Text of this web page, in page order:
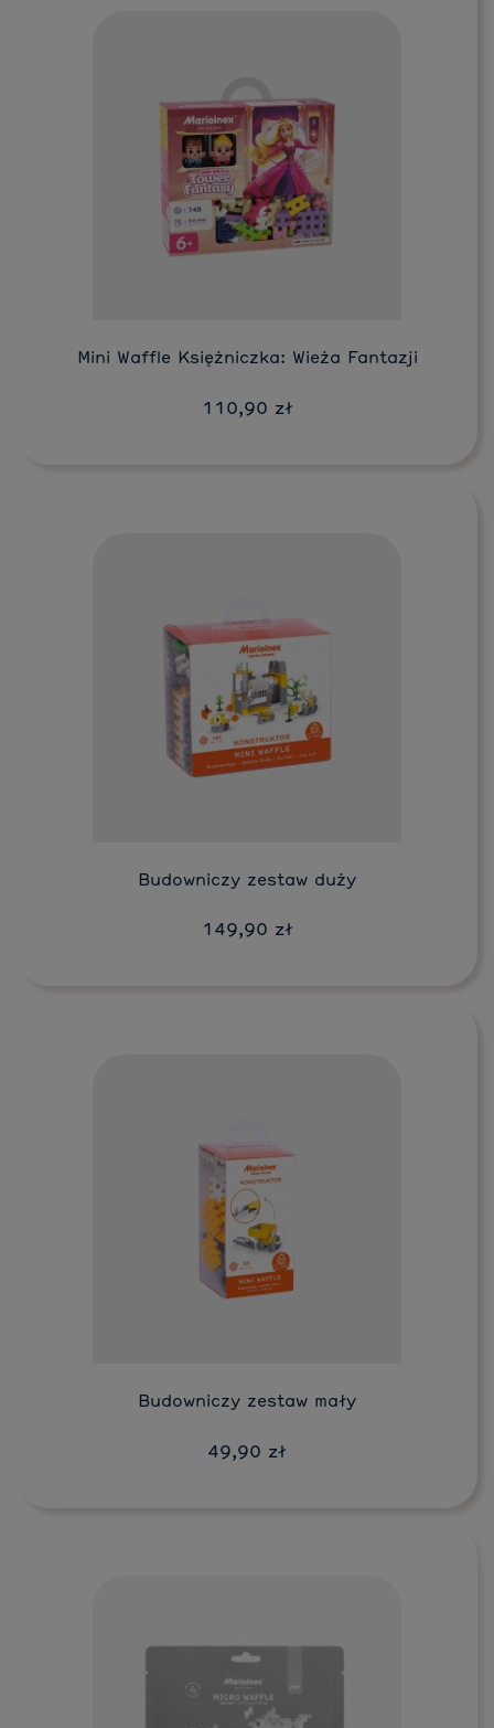
Mini Waffle Księżniczka: Wieża Fantazji
110,90 zł
Do koszyka
Budowniczy zestaw duży
149,90 zł
Budowniczy zestaw mały
49,90 zł